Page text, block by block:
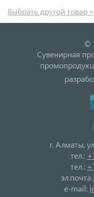
Выбрать другой товар »
©
Сувенирная
г. Алматы,
тел.:
тел.:
эл.почта
e-mail: